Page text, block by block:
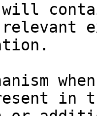
will
in